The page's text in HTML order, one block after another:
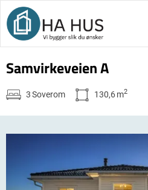
Samvirkeveien A
3Soverom 130,6m2